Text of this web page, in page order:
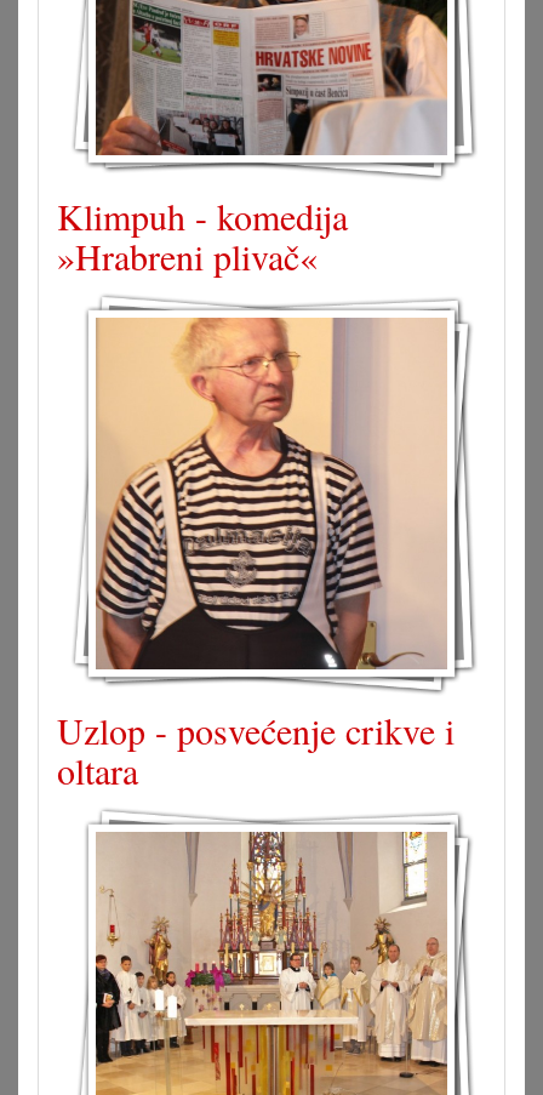
Klimpuh - komedija
»Hrabreni plivač«
Uzlop - posvećenje crikve i
oltara